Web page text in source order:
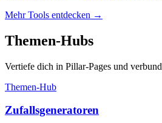
Mehr Tools entdecken →
Themen-Hubs
Vertiefe dich in Pillar-Pages und
Themen-Hub
Zufallsgeneratoren